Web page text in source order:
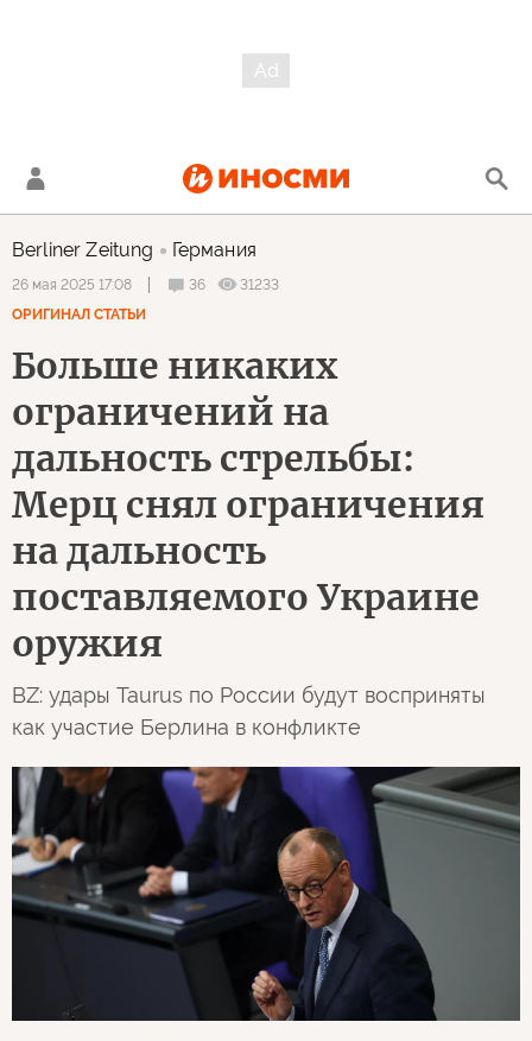
Berliner Zeitung Германия
26 мая 2025 17:08 36
31233
ОРИГИНАЛ СТАТЬИ
Больше никаких
ограничений на
дальность стрельбы:
Мерц снял ограничения
на дальность
поставляемого Украине
оружия
BZ: удары Taurus по России будут восприняты
как участие Берлина в конфликте